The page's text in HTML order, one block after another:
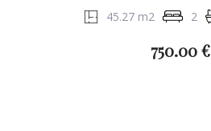
45.27 m2 2
750.00 €